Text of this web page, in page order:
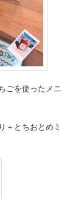
ごを使ったメニ
＋とちおとめミ